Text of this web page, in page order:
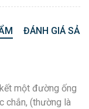
ĐÁNH GIÁ
một đường ống
chắn, (thường là